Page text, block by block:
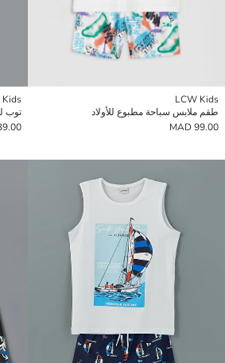
LCW Kids
طقم ملابس سباحة مطبوع للأولاد
99.00 MAD
Kids
MAD